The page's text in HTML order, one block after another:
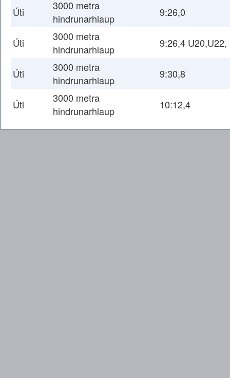
Úti
3000 metra
hindrunarhlaup
9:26,0
Úti
3000 metra
hindrunarhlaup
9:26,4
Úti
3000 metra
hindrunarhlaup
9:30,8
Úti
3000 metra
hindrunarhlaup
10:12,4